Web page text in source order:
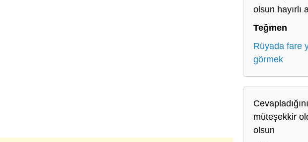
olsun hayırlı
Teğmen
Rüyada fare
görmek
müteşekkir
olsun